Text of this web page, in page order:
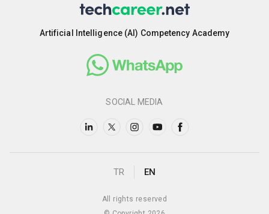
Artificial Intelligence (AI) Competency Academy
SOCIAL MEDIA
TR EN
All rights reserved